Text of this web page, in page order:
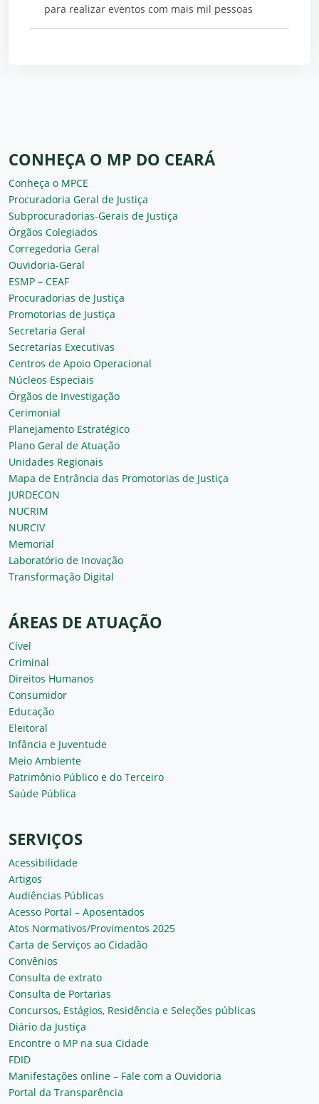
para realizar eventos com mais mil pessoas
CONHEÇA O MP DO CEARÁ
Conheça o MPCE
Procuradoria Geral de Justiça
Subprocuradorias-Gerais de Justiça
Órgãos Colegiados
Corregedoria Geral
Ouvidoria-Geral
ESMP – CEAF
Procuradorias de Justiça
Promotorias de Justiça
Secretaria Geral
Secretarias Executivas
Centros de Apoio Operacional
Núcleos Especiais
Órgãos de Investigação
Cerimonial
Planejamento Estratégico
Plano Geral de Atuação
Unidades Regionais
Mapa de Entrância das Promotorias de Justiça
JURDECON
NUCRIM
NURCIV
Memorial
Laboratório de Inovação
Transformação Digital
ÁREAS DE ATUAÇÃO
Cível
Criminal
Direitos Humanos
Consumidor
Educação
Eleitoral
Infância e Juventude
Meio Ambiente
Patrimônio Público e do Terceiro
Saúde Pública
SERVIÇOS
Acessibilidade
Artigos
Audiências Públicas
Acesso Portal – Aposentados
Atos Normativos/Provimentos 2025
Carta de Serviços ao Cidadão
Convênios
Consulta de extrato
Consulta de Portarias
Concursos, Estágios, Residência e Seleções públicas
Diário da Justiça
Encontre o MP na sua Cidade
FDID
Manifestações online – Fale com a Ouvidoria
Portal da Transparência